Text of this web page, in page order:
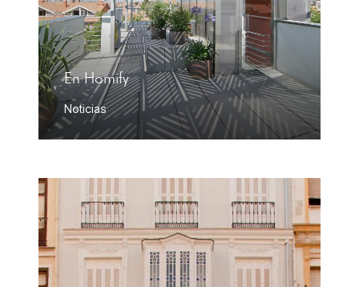
En Homify
Noticias